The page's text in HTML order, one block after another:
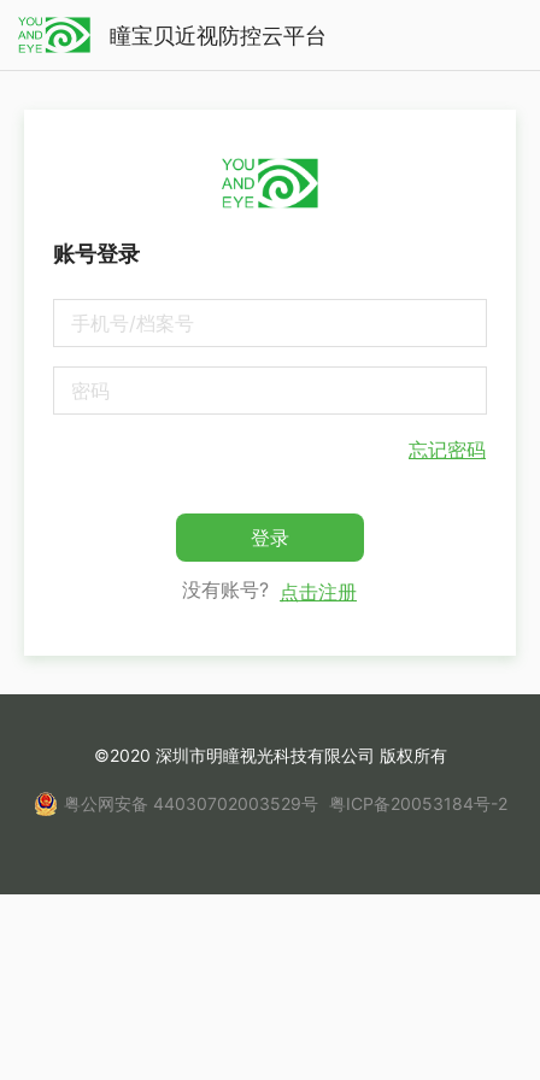
瞳宝贝近视防控云平台
账号登录
忘记密码
登录
没有账号? 点击注册
©2020 深圳市明瞳视光科技有限公司 版权所有
粤公网安备 44030702003529号 粤ICP备20053184号-2